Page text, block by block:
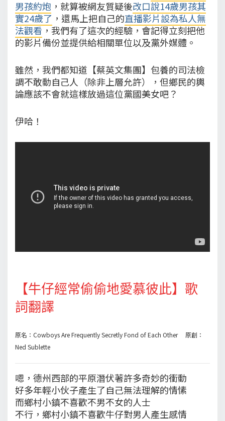
男孩約炮 ，就算被網友質疑後改口說14歲男孩其
實24歲了 ，還馬上把自己的直播影片設為私人無
法觀看，我們有了這次的經驗，會記得立刻把他
的影片備份並提供給相關單位以及黨外媒體。
雖然，我們都知道【蔡英文集團】包養的司法檢
調不敢動自己人（除非上層允許），但鄉民的輿
論應該不會就這樣放過這位黨國美女吧？
伊哈！
【牛仔經常偷偷地愛慕彼此】歌
詞翻譯
原名：Cowboys Are Frequently Secretly Fond of Each Other 原創：
Ned Sublette
嗯，德州西部的平原潛伏著許多奇妙的衝動
好多年輕小伙子產生了自己無法理解的情愫
而鄉村小鎮不喜歡不男不女的人士
不行，鄉村小鎮不喜歡牛仔對男人產生感情